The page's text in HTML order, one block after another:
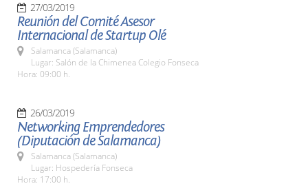
27/03/2019
Reunión del Comité Asesor
Internacional de Startup Olé
Salamanca (Salamanca)
Lugar: Salón de la Chimenea Colegio Fonseca
Hora: 09:00 h.
26/03/2019
Networking Emprendedores
(Diputación de Salamanca)
Salamanca (Salamanca)
Lugar: Hospedería Fonseca
Hora: 17:00 h.